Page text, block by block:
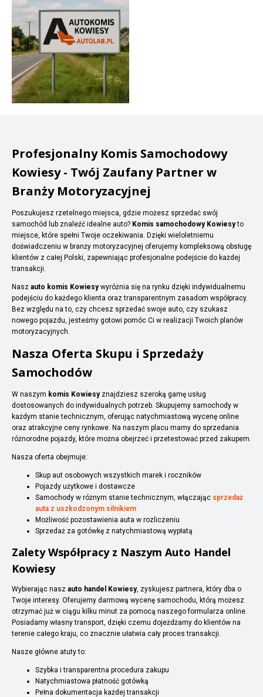
Profesjonalny Komis Samochodowy
Kowiesy - Twój Zaufany Partner w
Branży Motoryzacyjnej
Poszukujesz rzetelnego miejsca, gdzie możesz sprzedać swój
samochód lub znaleźć idealne auto? Komis samochodowy Kowiesyto
miejsce, które spełni Twoje oczekiwania. Dzięki wieloletniemu
doświadczeniu w branży motoryzacyjnej oferujemy kompleksową obsługę
klientów z całej Polski, zapewniając profesjonalne podejście do każdej
transakcji.
Nasz auto komis Kowiesywyróżnia się na rynku dzięki indywidualnemu
podejściu do każdego klienta oraz transparentnym zasadom współpracy.
Bez względu na to, czy chcesz sprzedać swoje auto, czy szukasz
nowego pojazdu, jesteśmy gotowi pomóc Ci w realizacji Twoich planów
motoryzacyjnych.
Nasza Oferta Skupu i Sprzedaży
Samochodów
W naszym komis Kowiesyznajdziesz szeroką gamę usług
dostosowanych do indywidualnych potrzeb. Skupujemy samochody w
każdym stanie technicznym, oferując natychmiastową wycenę online
oraz atrakcyjne ceny rynkowe. Na naszym placu mamy do sprzedania
różnorodne pojazdy, które można obejrzeć i przetestować przed zakupem.
Nasza oferta obejmuje:
Skup aut osobowych wszystkich marek i roczników
Pojazdy użytkowe i dostawcze
Samochody w różnym stanie technicznym, włączając sprzedaż
auta z uszkodzonym silnikiem
Możliwość pozostawienia auta w rozliczeniu
Sprzedaż za gotówkę z natychmiastową wypłatą
Zalety Współpracy z Naszym Auto Handel
Kowiesy
Wybierając nasz auto handel Kowiesy, zyskujesz partnera, który dba o
Twoje interesy. Oferujemy darmową wycenę samochodu, którą możesz
otrzymać już w ciągu kilku minut za pomocą naszego formularza online.
Posiadamy własny transport, dzięki czemu dojeżdżamy do klientów na
terenie całego kraju, co znacznie ułatwia cały proces transakcji.
Nasze główne atuty to:
Szybka i transparentna procedura zakupu
Natychmiastowa płatność gotówką
Pełna dokumentacja każdej transakcji